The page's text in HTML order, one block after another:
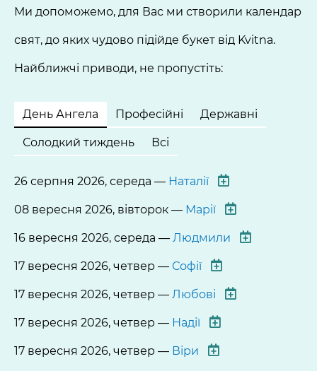
Ми допоможемо, для Вас ми створили календар
свят, до яких чудово підійде букет від Kvitna.
Найближчі приводи, не пропустіть:
День Ангела Професійні Державні
Солодкий тиждень Всі
26 серпня 2026, середа — Наталії
08 вересня 2026, вівторок — Марії
16 вересня 2026, середа — Людмили
17 вересня 2026, четвер — Софії
17 вересня 2026, четвер — Любові
17 вересня 2026, четвер — Надії
17 вересня 2026, четвер — Віри